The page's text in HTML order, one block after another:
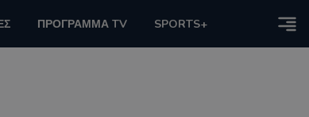
ΠΡΟΓΡΑΜΜΑ TV SPORTS+